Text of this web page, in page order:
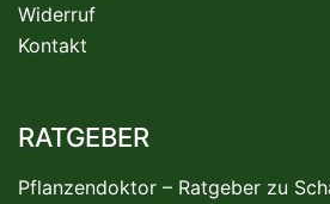
Widerruf
Kontakt
RATGEBER
Pflanzendoktor – Ratgeber zu